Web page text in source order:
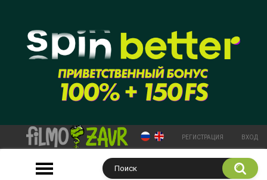
РЕГИСТРАЦИЯ ВХОД